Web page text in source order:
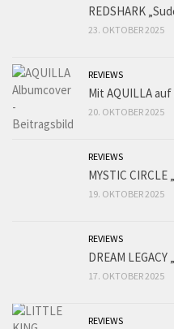
REDSHARK
23. OKTOBER 2025
REVIEWS
Mit AQUILLA
20. OKTOBER 2025
REVIEWS
MYSTIC
19. OKTOBER 2025
REVIEWS
DREAM
17. OKTOBER 2025
REVIEWS